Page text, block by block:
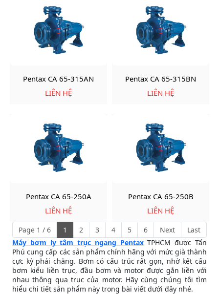
Pentax CA 65-315AN
LIÊN HỆ
Pentax CA 65-315BN
LIÊN HỆ
Pentax CA 65-250A
LIÊN HỆ
Pentax CA 65-250B
LIÊN HỆ
Page 1 / 6 1 2 3 4 5 6 Next
Last
Máy bơm ly tâm trục ngang Pentax TPHCM được Tấn
Phú cung cấp các sản phẩm chính hãng với mức già thành
cực kỳ phải chăng. Bơm có cấu trúc rất gọn, nhờ kết cấu
bơm kiểu liền trục, đầu bơm và motor được gắn liền với
nhau thông qua trục của motor. Hãy cùng chúng tôi tìm
hiểu chi tiết sản phẩm này trong bài viết dưới đây nhé.